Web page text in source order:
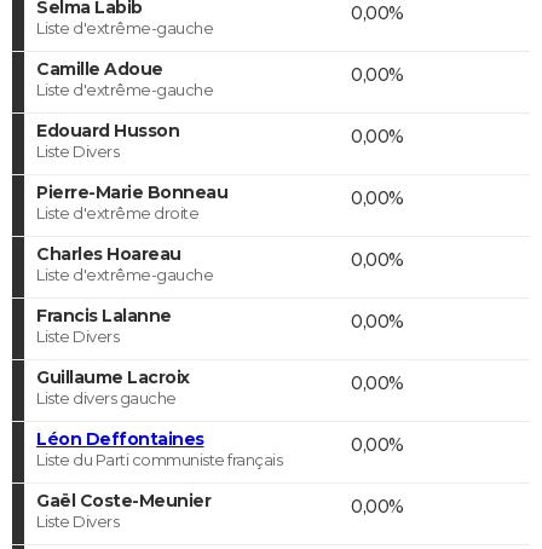
Selma Labib
Liste d'extrême-gauche
0,00%
Camille Adoue
Liste d'extrême-gauche
0,00%
Edouard Husson
Liste Divers
0,00%
Pierre-Marie Bonneau
Liste d'extrême droite
0,00%
Charles Hoareau
Liste d'extrême-gauche
0,00%
Francis Lalanne
Liste Divers
0,00%
Guillaume Lacroix
Liste divers gauche
0,00%
Léon Deffontaines
Liste du Parti communiste français
0,00%
Gaël Coste-Meunier
Liste Divers
0,00%